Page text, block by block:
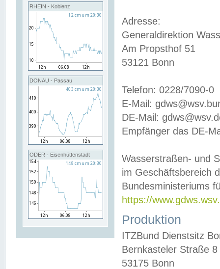
RHEIN - Koblenz
DONAU - Passau
ODER - Eisenhüttenstadt
Adresse:
Generaldirektion
Am Propsthof 51
53121 Bonn
Telefon: 0228/7090-0
E-Mail:
DE-Mail:
Empfänger das DE-
Wasserstraßen- und
im Geschäftsbereich
Bundesministeriums
https://
Produktion
ITZBund Dienstsitz
Bernkasteler Straße 8
53175 Bonn